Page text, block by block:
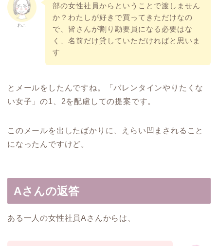
わこ
部の女性社員からということで渡しません
か？わたしが好きで買ってきただけなの
で、皆さんが割り勘要員になる必要はな
く、名前だけ貸していただければと思いま
す
とメールをしたんですね。「バレンタインやりたくな
い女子」の1、2を配慮しての提案です。
このメールを出したばかりに、えらい凹まされること
になったんですけど。
Aさんの返答
ある一人の女性社員Aさんからは、